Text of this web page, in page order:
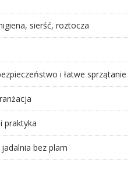
sierść, roztocza
i łatwe sprzątanie
praktyka
bez plam